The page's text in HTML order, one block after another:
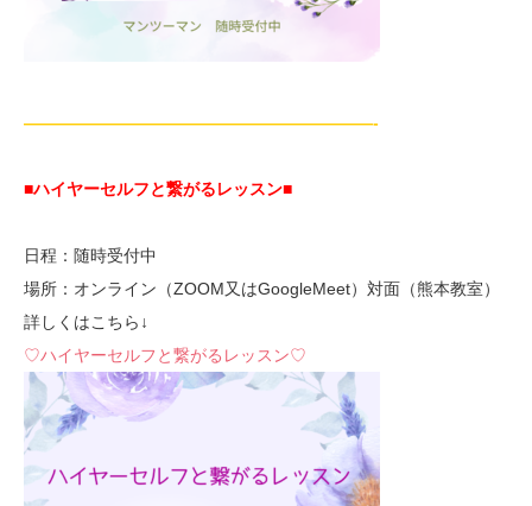
—————————————————————-
■ハイヤーセルフと繋がるレッスン■
日程：随時受付中
場所：オンライン（ZOOM又はGoogleMeet）対面（熊本教室）
詳しくはこちら↓
♡ハイヤーセルフと繋がるレッスン♡